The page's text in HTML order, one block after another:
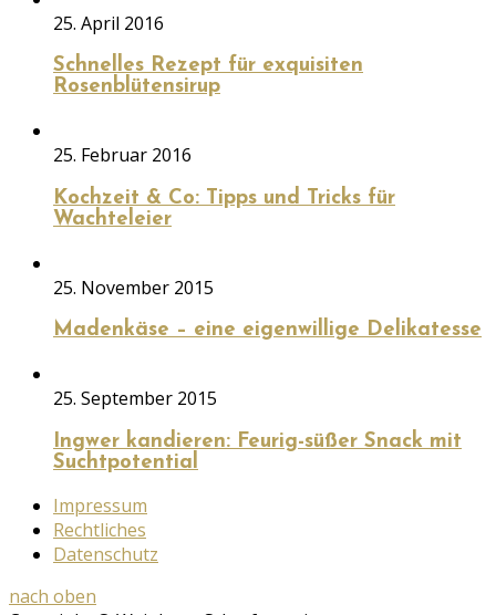
25. April 2016
Schnelles Rezept für exquisiten
Rosenblütensirup
25. Februar 2016
Kochzeit & Co: Tipps und Tricks für
Wachteleier
25. November 2015
Madenkäse – eine eigenwillige Delikatesse
25. September 2015
Ingwer kandieren: Feurig-süßer Snack mit
Suchtpotential
Impressum
Rechtliches
Datenschutz
nach oben